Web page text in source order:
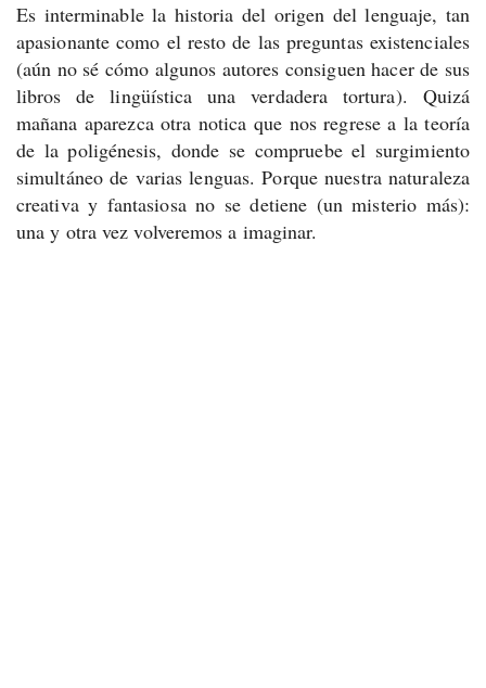
Es interminable la historia del origen del lenguaje, tan
apasionante como el resto de las preguntas existenciales
(aún no sé cómo algunos autores consiguen hacer de sus
libros de lingüística una verdadera tortura). Quizá
mañana aparezca otra notica que nos regrese a la teoría
de la poligénesis, donde se compruebe el surgimiento
simultáneo de varias lenguas. Porque nuestra naturaleza
creativa y fantasiosa no se detiene (un misterio más):
una y otra vez volveremos a imaginar.